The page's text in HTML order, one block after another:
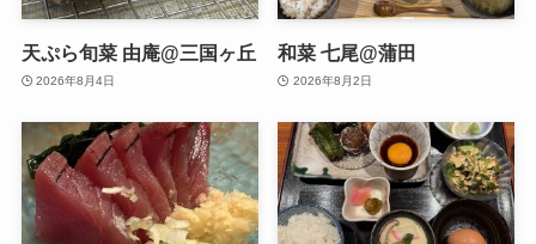
天ぷら旬菜 由庵@三国ヶ丘
2026年8月4日
和菜 七尾@蒲田
2026年8月2日